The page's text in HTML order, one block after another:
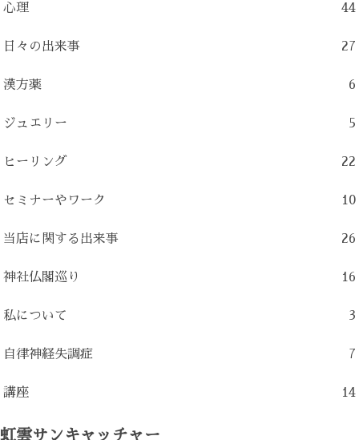
心理 44
日々の出来事 27
漢方薬 6
ジュエリー 5
ヒーリング 22
セミナーやワーク 10
当店に関する出来事 26
神社仏閣巡り 16
私について 3
自律神経失調症 7
講座 14
虹雲サンキャッチャー